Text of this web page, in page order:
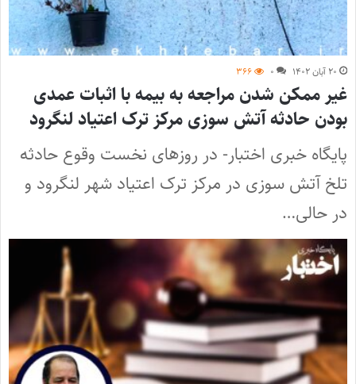
۲۰ آبان ۱۴۰۲ ۰ ۳۶۶
غیر ممکن شدن مراجعه به بیمه با اثبات عمدی
بودن حادثه آتش سوزی مرکز ترک اعتیاد لنگرود
پایگاه خبری اختبار- در روزهای نخست وقوع حادثه
تلخ آتش سوزی در مرکز ترک اعتیاد شهر لنگرود و
در حالی…